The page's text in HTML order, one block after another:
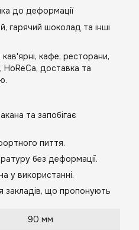
до деформації
гарячий шоколад та інші
кав'ярні, кафе, ресторани,
доставка та
та запобігає
пиття.
без деформації.
у використанні.
закладів, що пропонують
90 мм